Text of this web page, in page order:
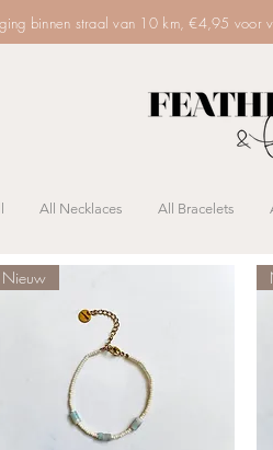
binnen straal van 10 km, €4,95 voor
All Necklaces All Bracelets
Nieuw